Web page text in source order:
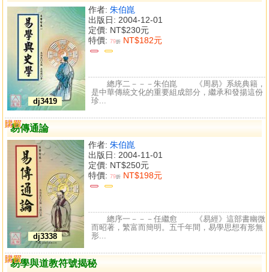
dj3419
作者: 朱伯崑
出版日: 2004-12-01
定價: NT$230元
特價: 79折 NT$182元
總序二－－－朱伯崑 《周易》系統典籍，
是中華傳統文化的重要組成部分，繼承和發揚這份
珍...
易傳通論
dj3338
作者: 朱伯崑
出版日: 2004-11-01
定價: NT$250元
特價: 79折 NT$198元
購買
比較
總序一－－－任繼愈 《易經》這部書幽微
而昭著，繁富而簡明。五千年間，易學思想有形無
形...
易學與道教符號揭秘
購買
比較